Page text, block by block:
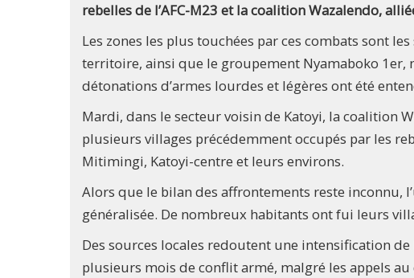
rebelles de l’AFC-M23 et la coalition Wazalendo,
Les zones les plus touchées par ces combats sont
territoire, ainsi que le groupement Nyamaboko 1er,
détonations d’armes lourdes et légères ont été
Mardi, dans le secteur voisin de Katoyi, la coalition
plusieurs villages précédemment occupés par les
Mitimingi, Katoyi-centre et leurs environs.
Alors que le bilan des affrontements reste inconnu,
généralisée. De nombreux habitants ont fui leurs
Des sources locales redoutent une intensification
plusieurs mois de conflit armé, malgré les appels